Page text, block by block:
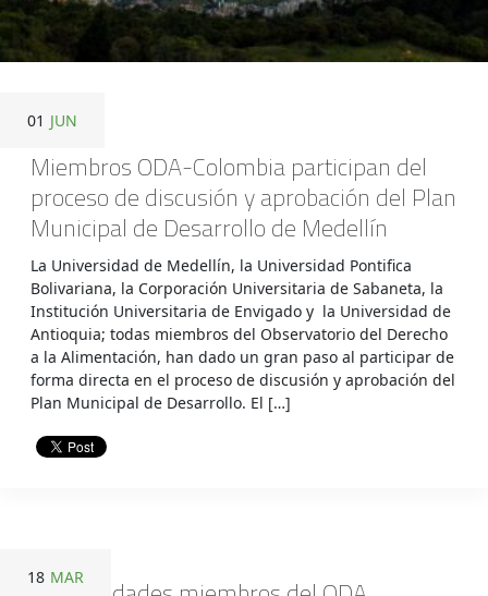
01 JUN
Miembros ODA-Colombia participan del
proceso de discusión y aprobación del Plan
Municipal de Desarrollo de Medellín
La Universidad de Medellín, la Universidad Pontifica
Bolivariana, la Corporación Universitaria de Sabaneta, la
Institución Universitaria de Envigado y la Universidad de
Antioquia; todas miembros del Observatorio del Derecho
a la Alimentación, han dado un gran paso al participar de
forma directa en el proceso de discusión y aprobación del
Plan Municipal de Desarrollo. El […]
18 MAR